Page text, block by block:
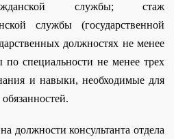
службы; стаж
службы (государственной
должностях не менее
по специальности не менее трех
и навыки, необходимые для
должности консультанта отдела